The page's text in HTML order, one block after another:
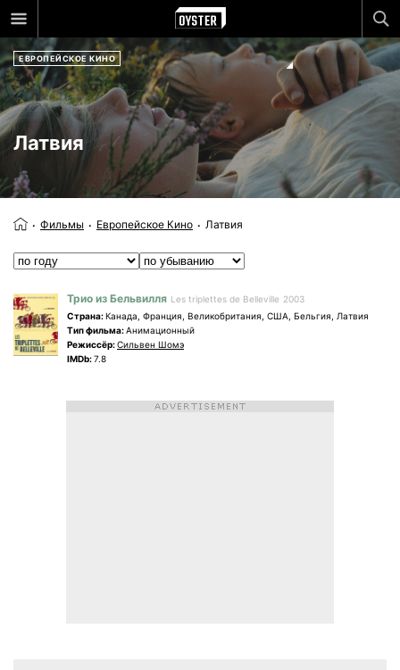
ЕВРОПЕЙСКОЕ КИНО
Латвия
Фильмы Европейское Кино Латвия
Трио из Бельвилля Les triplettes de Belleville 2003
Страна:Канада, Франция, Великобритания, США, Бельгия, Латвия
Tип фильма:Анимационный
Режиссёр:Сильвен Шомэ
IMDb:7.8